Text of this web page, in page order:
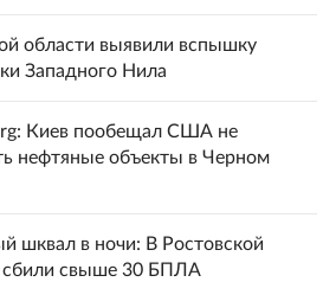
области выявили вспышку
Западного Нила
Киев пообещал США не
нефтяные объекты в Черном
шквал в ночи: В Ростовской
сбили свыше 30 БПЛА